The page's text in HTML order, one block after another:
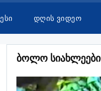
Დღის Ვიდეო
Ბოლო Სიახლეები